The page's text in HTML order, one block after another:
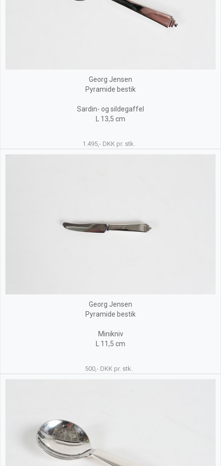
Georg Jensen
Pyramide bestik
Sardin- og sildegaffel
L 13,5 cm
1.495,- DKK pr. stk.
Georg Jensen
Pyramide bestik
Minikniv
L 11,5 cm
500,- DKK pr. stk.